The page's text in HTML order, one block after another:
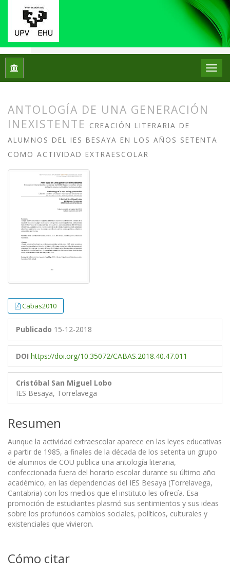
Inicio Núm. 20 (2018): Monográfico: Colecciones
ANTOLOGÍA DE UNA GENERACIÓN
INEXISTENTE CREACIÓN LITERARIA DE
ALUMNOS DEL IES BESAYA EN LOS AÑOS SETENTA
COMO ACTIVIDAD EXTRAESCOLAR
Cabas2010
Publicado 15-12-2018
DOI https://doi.org/10.35072/CABAS.2018.40.47.011
Cristóbal San Miguel Lobo
IES Besaya, Torrelavega
Resumen
Aunque la actividad extraescolar aparece en las leyes educativas
a partir de 1985, a finales de la década de los setenta un grupo
de alumnos de COU publica una antología literaria,
confeccionada fuera del horario escolar durante su último año
académico, en las dependencias del IES Besaya (Torrelavega,
Cantabria) con los medios que el instituto les ofrecía. Esa
promoción de estudiantes plasmó sus sentimientos y sus ideas
sobre los profundos cambios sociales, políticos, culturales y
existenciales que vivieron.
Cómo citar